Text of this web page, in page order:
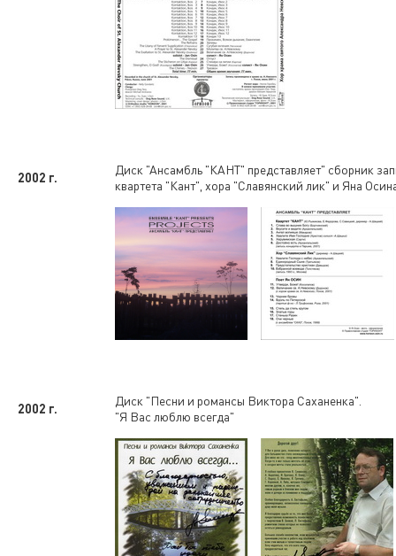
2002 г.
Диск "Ансамбль "КАНТ" представляет" сборник
квартета "Кант", хора "Славянский лик" и Яна
2002 г.
Диск "Песни и романсы Виктора Саханенка".
"Я Вас люблю всегда"